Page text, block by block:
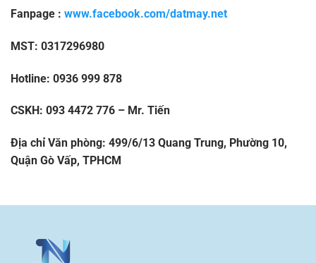
Fanpage : www.facebook.com/datmay.net
MST: 0317296980
Hotline: 0936 999 878
CSKH: 093 4472 776 – Mr. Tiến
Địa chỉ Văn phòng: 499/6/13 Quang Trung, Phường 10,
Quận Gò Vấp, TPHCM